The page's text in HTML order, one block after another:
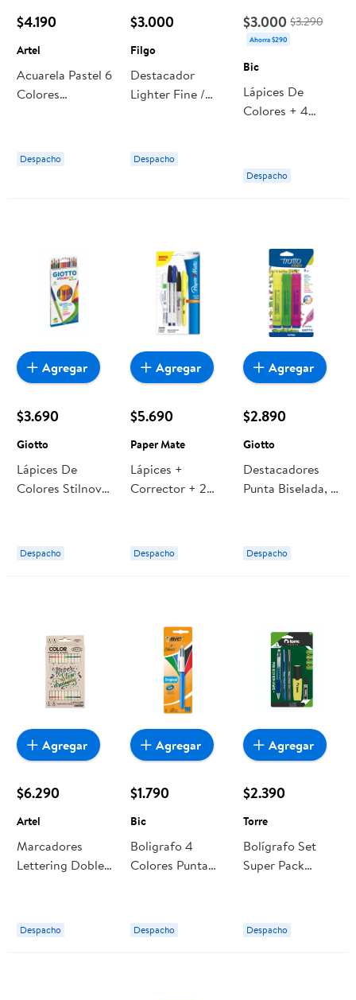
$4.190
Artel
Acuarela Pastel 6
Colores
Despacho
$3.000
Filgo
Destacador
Lighter Fine /
Despacho
$3.000 $3.290
Ahorra $290
Bic
Lápices De
Colores + 4
Bic
Despacho
$3.690
Giotto
Lápices De
Colores Stilnovo
Despacho
Agregar
$5.690
Paper Mate
Lápices +
Corrector + 2
Escolar 1 Un
Paper Mate
Despacho
Agregar
$2.890
Giotto
Destacadores
Punta Biselada, 3
Despacho
Agregar
$6.290
Artel
Marcadores
Lettering Doble
Despacho
Agregar
$1.790
Bic
Boligrafo 4
Colores Punta
Despacho
Agregar
$2.390
Torre
Bolígrafo Set
Super Pack
Despacho
Agregar